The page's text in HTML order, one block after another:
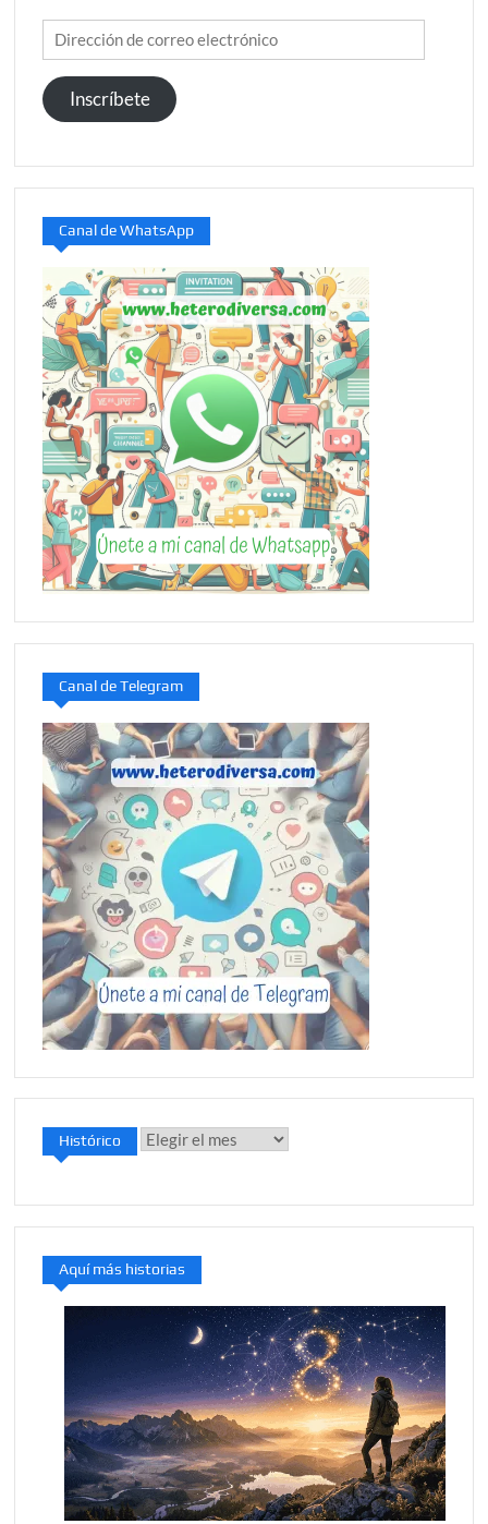
Dirección
de
correo
electrónico
Inscríbete
Canal de WhatsApp
Canal de Telegram
Histórico Histórico
Aquí más historias